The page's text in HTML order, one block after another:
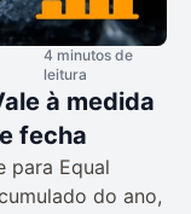
4 minutos de
leitura
à medida
fecha
para Equal
do ano,